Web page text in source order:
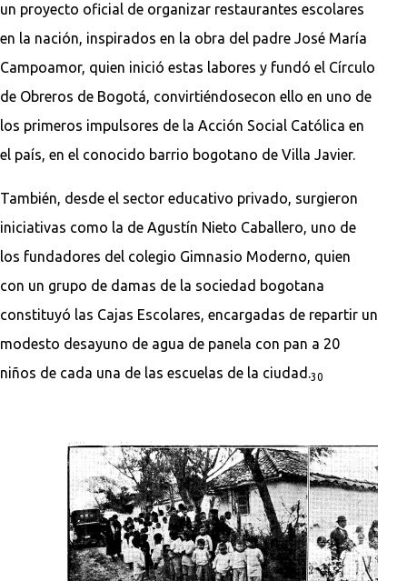
un proyecto oficial de organizar restaurantes escolares
en la nación, inspirados en la obra del padre José María
Campoamor, quien inició estas labores y fundó el Círculo
de Obreros de Bogotá, convirtiéndosecon ello en uno de
los primeros impulsores de la Acción Social Católica en
el país, en el conocido barrio bogotano de Villa Javier.
También, desde el sector educativo privado, surgieron
iniciativas como la de Agustín Nieto Caballero, uno de
los fundadores del colegio Gimnasio Moderno, quien
con un grupo de damas de la sociedad bogotana
constituyó las Cajas Escolares, encargadas de repartir un
modesto desayuno de agua de panela con pan a 20
niños de cada una de las escuelas de la ciudad.30